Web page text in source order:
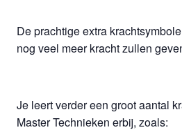
De prachtige extra
nog veel meer kracht zullen
Je leert verder een groot aantal
Master Technieken erbij, zoals: